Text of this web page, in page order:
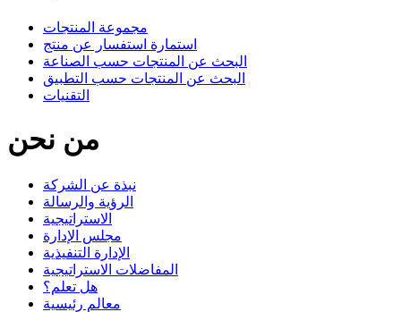
مجموعة المنتجات
استمارة استفسار عن منتج
البحث عن المنتجات حسب الصناعة
البحث عن المنتجات حسب التطبيق
التقنيات
من نحن
نبذة عن الشركة
الرؤية والرسالة
الاستراتيجية
مجلس الإدارة
الإدارة التنفيذية
المفاضلات الاستراتيجية
هل تعلم؟
معالم رئيسية